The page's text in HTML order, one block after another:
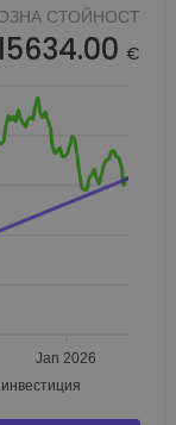
СТОЙНОСТ
€
Jan 2026